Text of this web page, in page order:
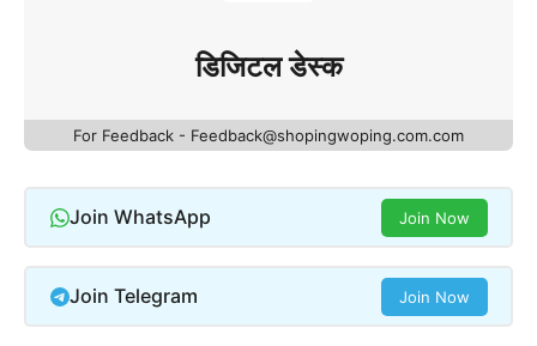
डिजिटल डेस्क
For Feedback - Feedback@shopingwoping.com.com
Join WhatsApp Join Now
Join Telegram Join Now